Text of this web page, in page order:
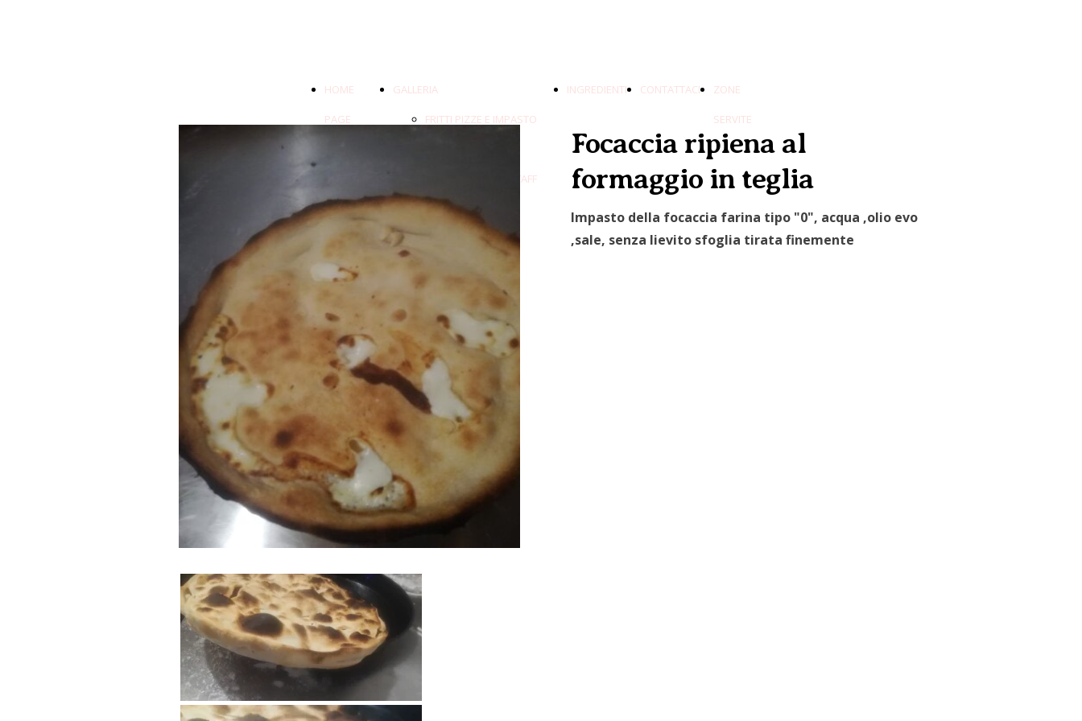
HOME
PAGE
GALLERIA
FRITTI PIZZE E IMPASTO
ALLESTIMENTO & STAFF
VIDEO
PASTA FRESCA
PIZZA IN TEGLIA
INGREDIENTI CONTATTACI ZONE
SERVITE
Focaccia ripiena al
formaggio in teglia
Impasto della focaccia farina tipo "0", acqua ,olio evo
,sale, senza lievito sfoglia tirata finemente